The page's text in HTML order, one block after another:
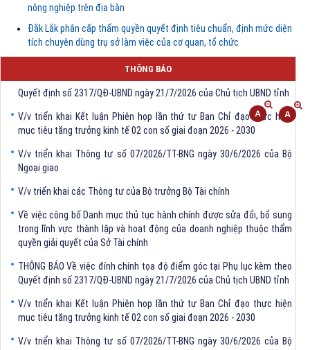
nông nghiệp trên địa bàn
Đắk Lắk phân cấp thẩm quyền quyết định tiêu chuẩn, định mức diện
tích chuyên dùng trụ sở làm việc của cơ quan, tổ chức
THÔNG BÁO
THÔNG BÁO Về việc đính chính tọa độ điểm góc tại Phụ lục kèm theo
Quyết định số 2317/QĐ-UBND ngày 21/7/2026 của Chủ tịch UBND tỉnh
V/v triển khai Kết luận Phiên họp lần thứ tư Ban Chỉ đạo thực hiện
mục tiêu tăng trưởng kinh tế 02 con số giai đoạn 2026 - 2030
Ngoại giao
trong lĩnh vực thành lập và hoạt động của doanh nghiệp thuộc thẩm
quyền giải quyết của Sở Tài chính
Quyết định số 2317/QĐ-UBND ngày 21/7/2026 của Chủ tịch UBND tỉnh
mục tiêu tăng trưởng kinh tế 02 con số giai đoạn 2026 - 2030
Ngoại giao